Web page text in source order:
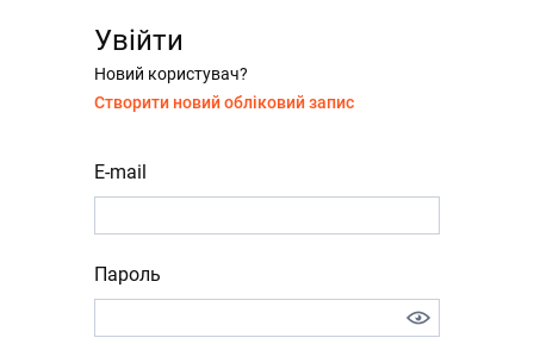
Увійти
Новий користувач?
Створити новий обліковий запис
E-mail
Пароль